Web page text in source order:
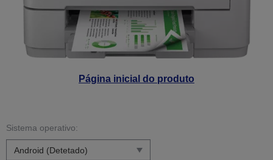
Página inicial do produto
Sistema operativo: